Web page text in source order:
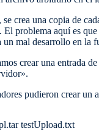
crea una copia de
problema aquí es
mal desarrollo en la
crear una entrada
pudieron crear un
testUpload.txt